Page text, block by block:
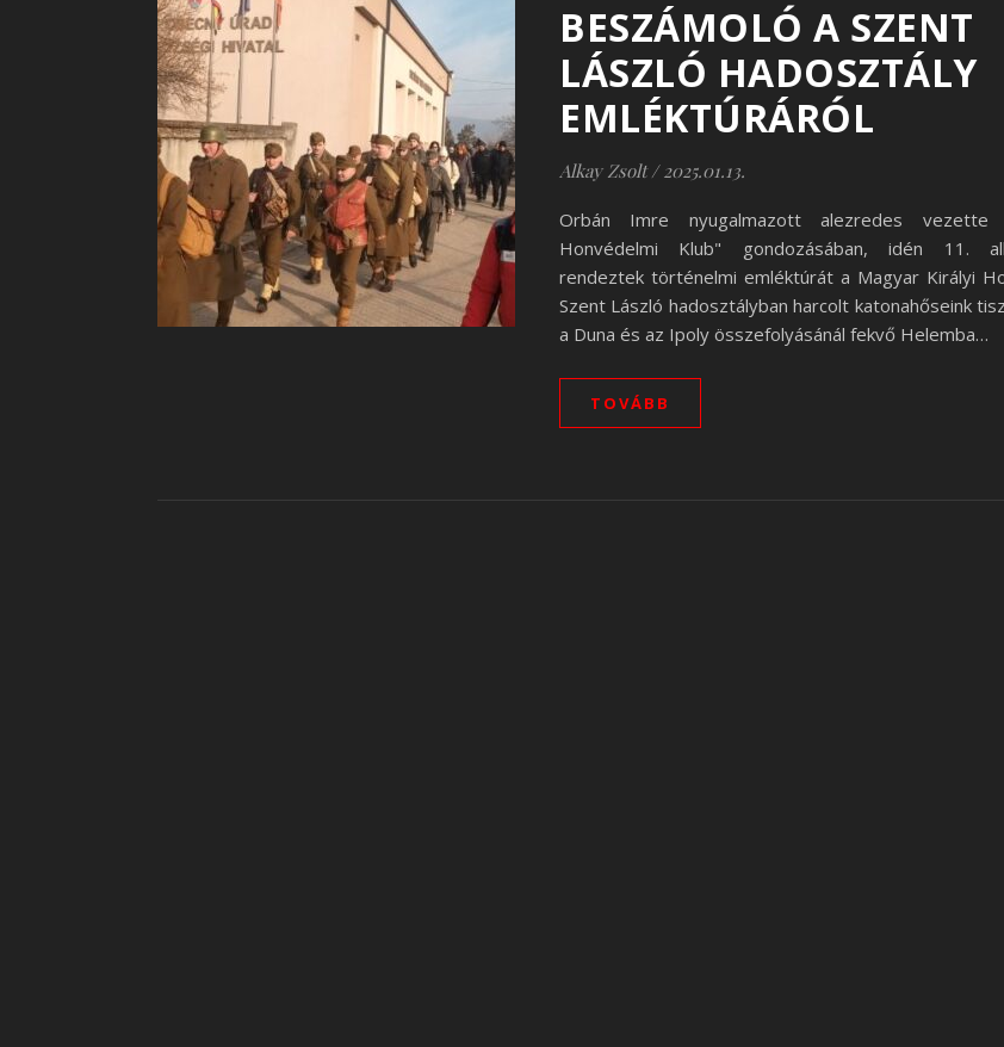
BESZÁMOLÓ A SZENT
LÁSZLÓ HADOSZTÁLY
EMLÉKTÚRÁRÓL
Alkay Zsolt / 2025.01.13.
Orbán Imre nyugalmazott alezredes vezette
Honvédelmi Klub" gondozásában, idén 11.
rendeztek történelmi emléktúrát a Magyar Királyi
Szent László hadosztályban harcolt katonahőseink
a Duna és az Ipoly összefolyásánál fekvő Helemba…
TOVÁBB